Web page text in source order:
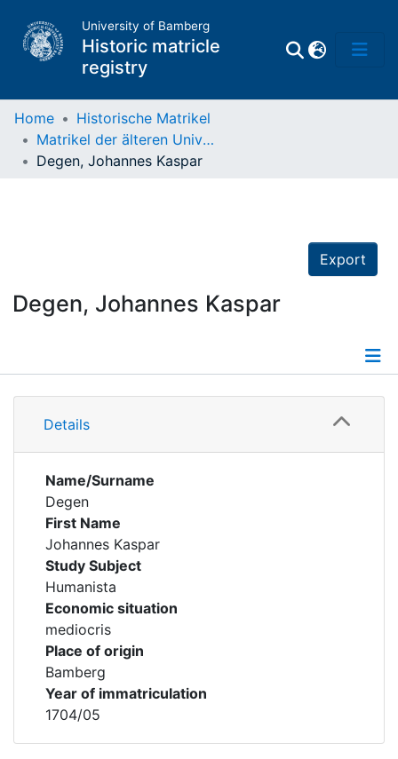
University of Bamberg
Historic matricle
registry
Matrikel
Home
Historische Matrikel
Matrikel der älteren Universität
Degen, Johannes Kaspar
Export
Degen, Johannes Kaspar
Details
Details
Name/Surname
Degen
First Name
Johannes Kaspar
Study Subject
Humanista
Economic situation
mediocris
Place of origin
Bamberg
Year of immatriculation
1704/05